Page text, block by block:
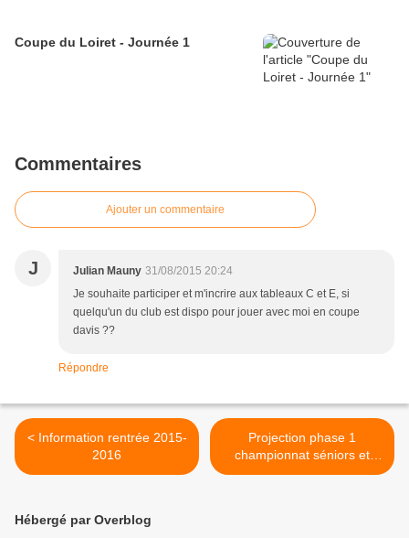
Coupe du Loiret - Journée 1
Commentaires
Ajouter un commentaire
J Julian Mauny 31/08/2015 20:24
Je souhaite participer et m'incrire aux tableaux C et E, si
quelqu'un du club est dispo pour jouer avec moi en coupe
davis ??
Répondre
< Information rentrée 2015-
2016
Projection phase 1
championnat séniors et
vétérans >
Hébergé par Overblog